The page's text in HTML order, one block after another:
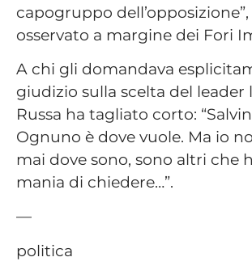
capogruppo dell’opposizione”,
osservato a margine dei Fori
A chi gli domandava
giudizio sulla scelta del leader
Russa ha tagliato corto:
Ognuno è dove vuole. Ma io
mai dove sono, sono altri che
mania di chiedere…”.
—
politica